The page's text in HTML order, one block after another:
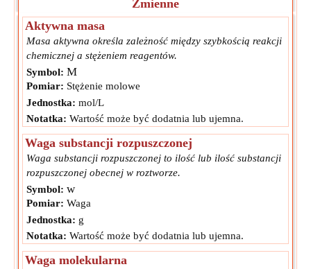
Zmienne
Aktywna masa
Masa aktywna określa zależność między szybkością reakcji
chemicznej a stężeniem reagentów.
Symbol: M
Pomiar: Stężenie molowe
Jednostka: mol/L
Notatka: Wartość może być dodatnia lub ujemna.
Waga substancji rozpuszczonej
Waga substancji rozpuszczonej to ilość lub ilość substancji
rozpuszczonej obecnej w roztworze.
Symbol: w
Pomiar: Waga
Jednostka: g
Notatka: Wartość może być dodatnia lub ujemna.
Waga molekularna